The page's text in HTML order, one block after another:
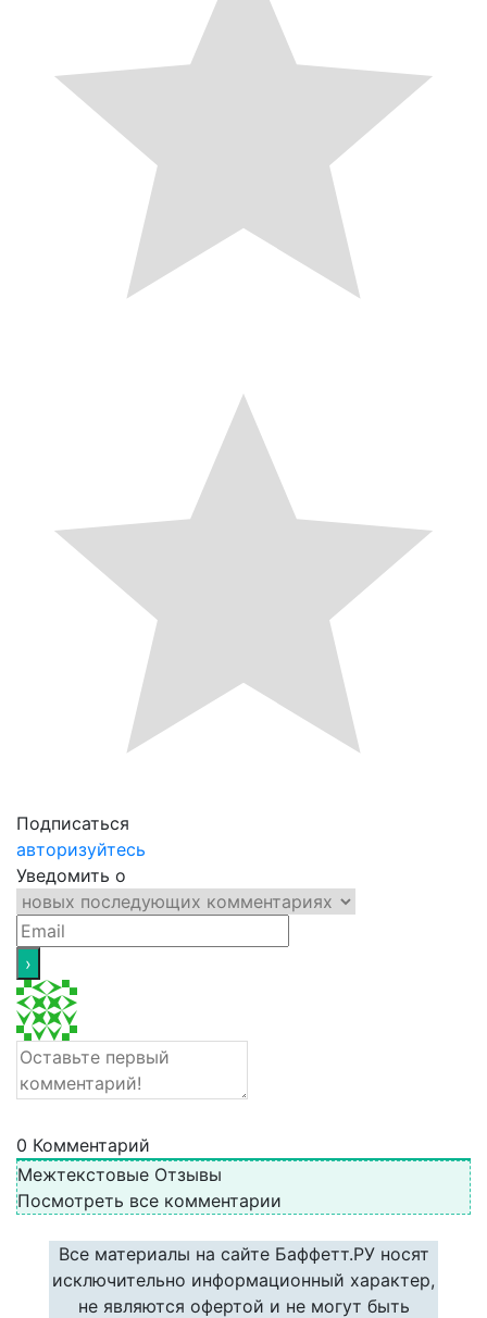
Подписаться
авторизуйтесь
Уведомить о
0 Комментарий
Межтекстовые Отзывы
Посмотреть все комментарии
Все материалы на сайте Баффетт.РУ носят
исключительно информационный характер,
не являются офертой и не могут быть